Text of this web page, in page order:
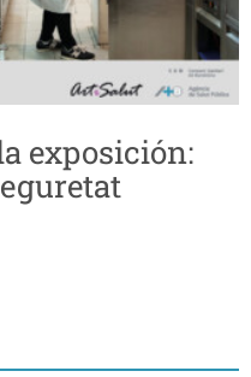
exposición: